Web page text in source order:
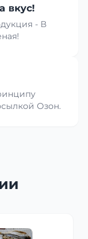
вкус!
- В
Озон.